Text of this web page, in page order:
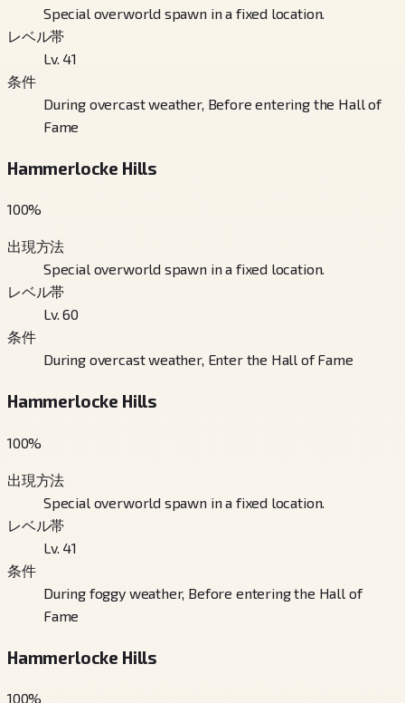
Special overworld spawn in a fixed location.
レベル帯
Lv. 41
条件
During overcast weather, Before entering the Hall of
Fame
Hammerlocke Hills
100%
出現方法
Special overworld spawn in a fixed location.
レベル帯
Lv. 60
条件
During overcast weather, Enter the Hall of Fame
Hammerlocke Hills
100%
出現方法
Special overworld spawn in a fixed location.
レベル帯
Lv. 41
条件
During foggy weather, Before entering the Hall of
Fame
Hammerlocke Hills
100%